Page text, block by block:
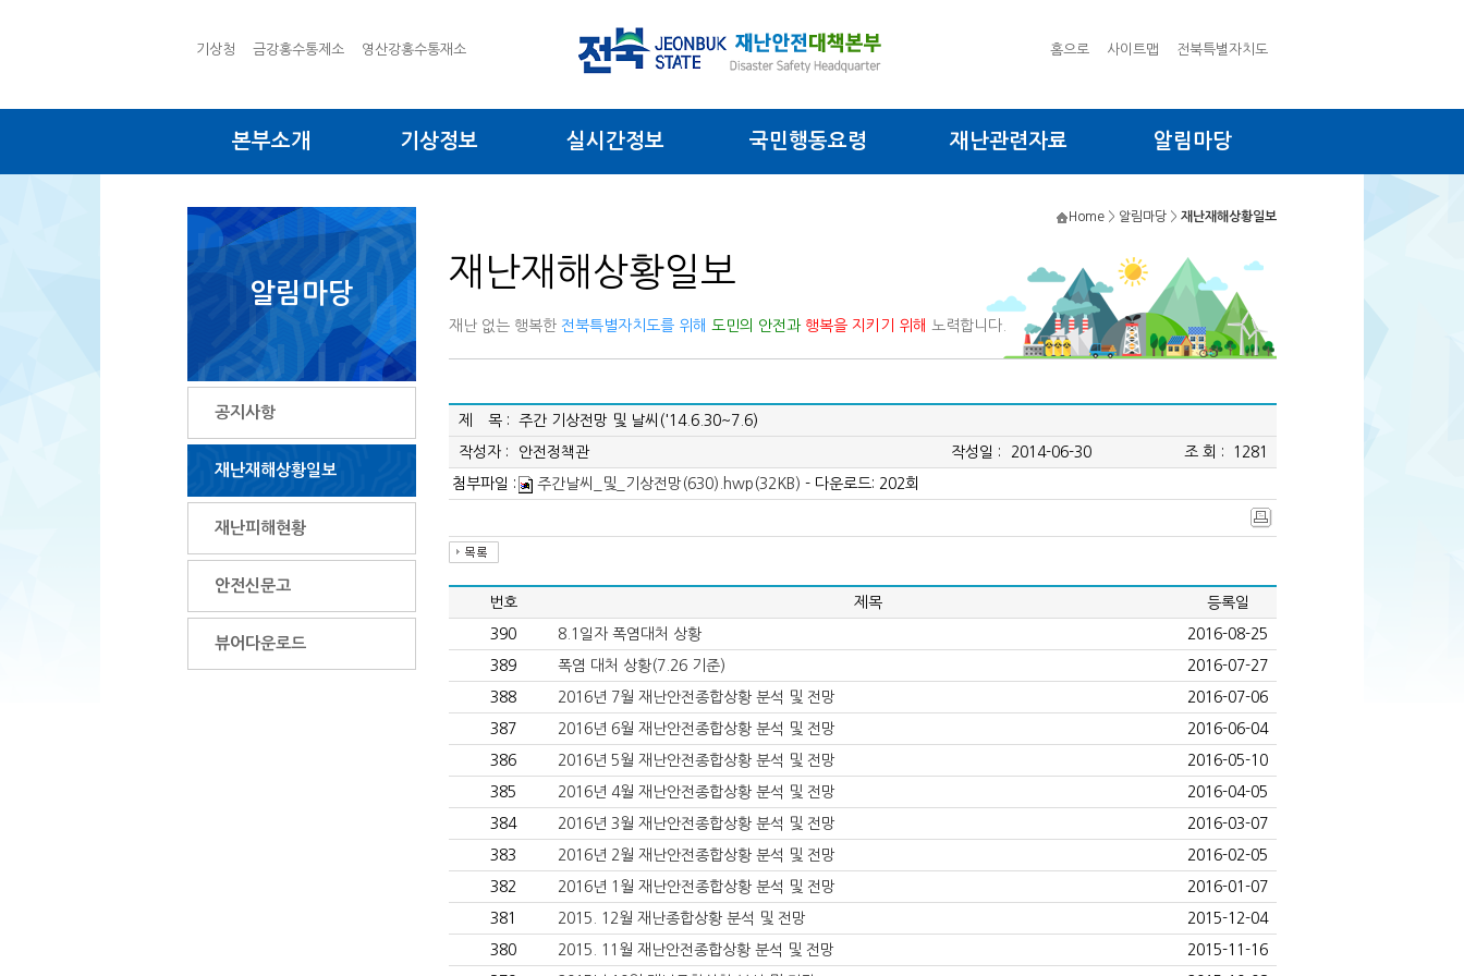
기상청 금강홍수통제소 영산강홍수통재소 홈으로 사이트맵 전북특별자치도
본부소개 기상정보 실시간정보 국민행동요령 재난관련자료 알림마당
알림마당
공지사항
재난재해상황일보
재난피해현황
안전신문고
뷰어다운로드
재난재해상황일보
Home > 알림마당 > 재난재해상황일보
재난 없는 행복한 전북특별자치도를 위해 도민의 안전과 행복을 지키기 위해 노력합니다.
제 목 : 주간 기상전망 및 날씨('14.6.30~7.6)
작성자 : 안전정책관 작성일 : 2014-06-30 조 회 : 1281
첨부파일 : 주간날씨_및_기상전망(630).hwp(32KB) - 다운로드: 202회
번호 제목 등록일
390 8.1일자 폭염대처 상황 2016-08-25
389 폭염 대처 상황(7.26 기준) 2016-07-27
388 2016년 7월 재난안전종합상황 분석 및 전망 2016-07-06
387 2016년 6월 재난안전종합상황 분석 및 전망 2016-06-04
386 2016년 5월 재난안전종합상황 분석 및 전망 2016-05-10
385 2016년 4월 재난안전종합상황 분석 및 전망 2016-04-05
384 2016년 3월 재난안전종합상황 분석 및 전망 2016-03-07
383 2016년 2월 재난안전종합상황 분석 및 전망 2016-02-05
382 2016년 1월 재난안전종합상황 분석 및 전망 2016-01-07
381 2015. 12월 재난종합상황 분석 및 전망 2015-12-04
380 2015. 11월 재난안전종합상황 분석 및 전망 2015-11-16